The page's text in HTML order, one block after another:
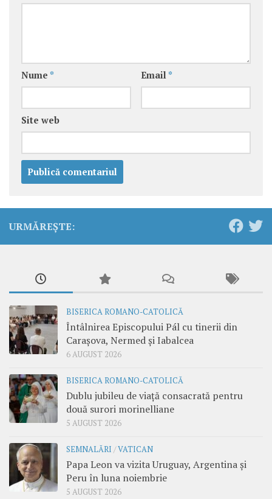
Nume * Email *
Site web
URMĂREȘTE:
BISERICA ROMANO-CATOLICĂ
Întâlnirea Episcopului Pál cu tinerii din
Carașova, Nermed și Iabalcea
6 AUGUST 2026
BISERICA ROMANO-CATOLICĂ
Dublu jubileu de viață consacrată pentru
două surori morinelliane
5 AUGUST 2026
SEMNALĂRI /VATICAN
Papa Leon va vizita Uruguay, Argentina și
Peru în luna noiembrie
5 AUGUST 2026